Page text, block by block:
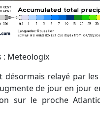
: Meteologix
de jour en jour
sur le proche